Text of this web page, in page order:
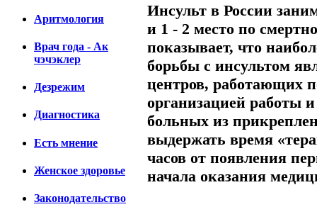
Аритмология
Врач года - Ак
чэчэклер
Дезрежим
Диагностика
Есть мнение
Женское здоровье
Законодательство
Инсульт в России
и 1 - 2 место по
показывает, что
борьбы с инсультом
центров, работающих
организацией работы
больных из
выдержать время
часов от появления
начала оказания